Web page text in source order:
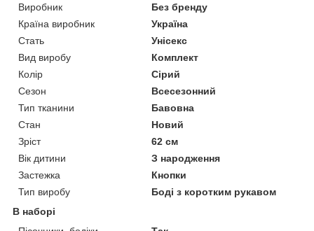
Виробник
Без бренду
Країна виробник
Україна
Стать
Унісекс
Вид виробу
Комплект
Колір
Сірий
Сезон
Всесезонний
Тип тканини
Бавовна
Стан
Новий
Зріст
62 см
Вік дитини
З народження
Застежка
Кнопки
Тип виробу
Боді з коротким рукавом
В наборі